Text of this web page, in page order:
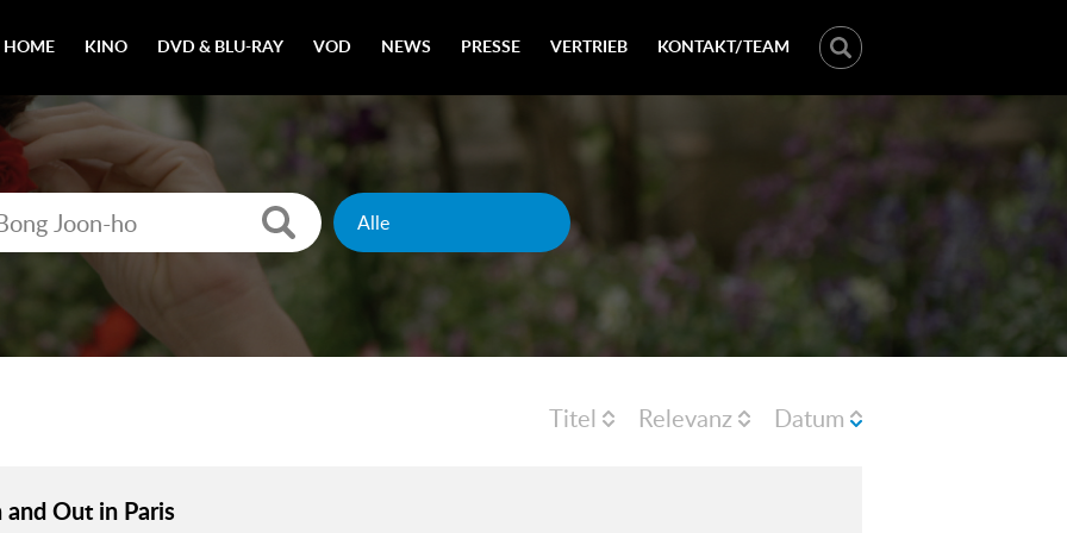
HOME KINO DVD & BLU-RAY VOD NEWS PRESSE VERTRIEB KONTAKT/TEAM
Titel Relevanz Datum
Out in Paris